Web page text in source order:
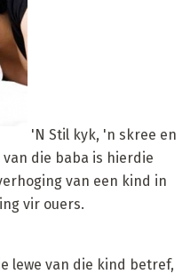
'N Stil kyk, 'n skree en
die baba is hierdie
van een kind in
vir ouers.
lewe van die kind betref,